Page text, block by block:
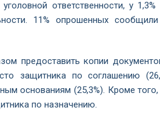
ответственности, у
11% опрошенных
предоставить копии
защитника по соглашению
основаниям (25,3%). Кроме
по назначению.